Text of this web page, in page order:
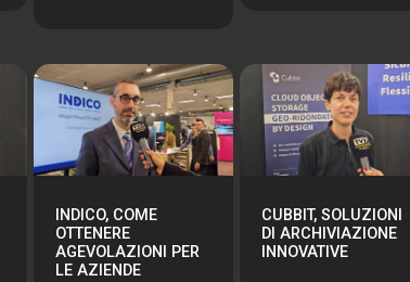
INDICO, COME
OTTENERE
AGEVOLAZIONI PER
LE AZIENDE
CUBBIT, SOLUZIONI
DI ARCHIVIAZIONE
INNOVATIVE